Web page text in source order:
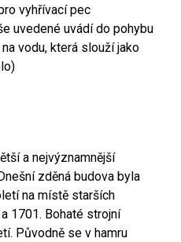
vyhřívací pec
uvedené uvádí do pohybu
vodu, která slouží jako
a nejvýznamnější
zděná budova byla
na místě starších
1701. Bohaté strojní
Původně se v hamru